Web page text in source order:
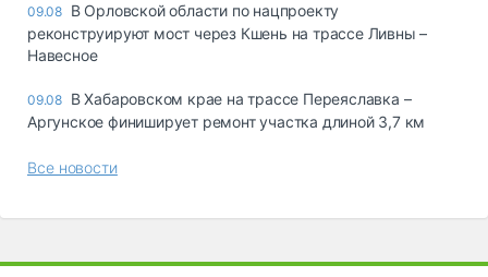
09.08 В Орловской области по нацпроекту
реконструируют мост через Кшень на трассе Ливны –
Навесное
09.08 В Хабаровском крае на трассе Переяславка –
Аргунское финиширует ремонт участка длиной 3,7 км
Все новости